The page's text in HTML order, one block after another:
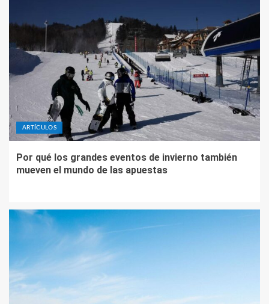
ARTÍCULOS
Por qué los grandes eventos de invierno también
mueven el mundo de las apuestas